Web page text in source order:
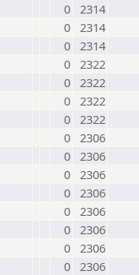
0 2314
0 2314
0 2314
0 2322
0 2322
0 2322
0 2322
0 2306
0 2306
0 2306
0 2306
0 2306
0 2306
0 2306
0 2306